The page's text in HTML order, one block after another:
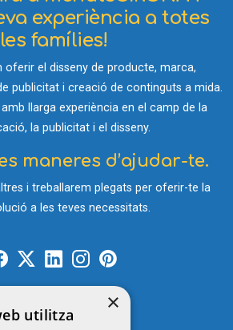
Contacte
experiència a totes
les famílies!
oferir el disseny de producte, marca,
publicitat i creació de continguts a mida.
llarga experiència en el camp de la
la publicitat i el disseny.
maneres d’ajudar-te.
i treballarem plegats per oferir-te la
a les teves necessitats.
×
utilitza